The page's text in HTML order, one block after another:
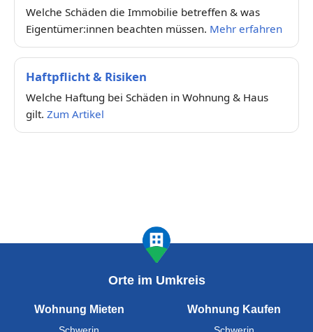
Welche Schäden die Immobilie betreffen & was
Eigentümer:innen beachten müssen. Mehr erfahren
Haftpflicht & Risiken
Welche Haftung bei Schäden in Wohnung & Haus
gilt. Zum Artikel
Orte im Umkreis
Wohnung Mieten Wohnung Kaufen